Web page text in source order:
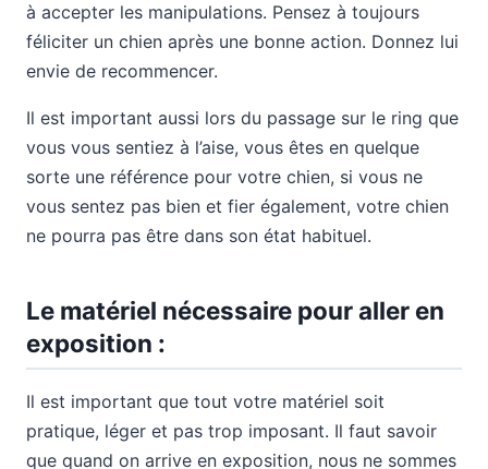
à accepter les manipulations. Pensez à toujours
féliciter un chien après une bonne action. Donnez lui
envie de recommencer.
Il est important aussi lors du passage sur le ring que
vous vous sentiez à l’aise, vous êtes en quelque
sorte une référence pour votre chien, si vous ne
vous sentez pas bien et fier également, votre chien
ne pourra pas être dans son état habituel.
Le matériel nécessaire pour aller en
exposition :
Il est important que tout votre matériel soit
pratique, léger et pas trop imposant. Il faut savoir
que quand on arrive en exposition, nous ne sommes